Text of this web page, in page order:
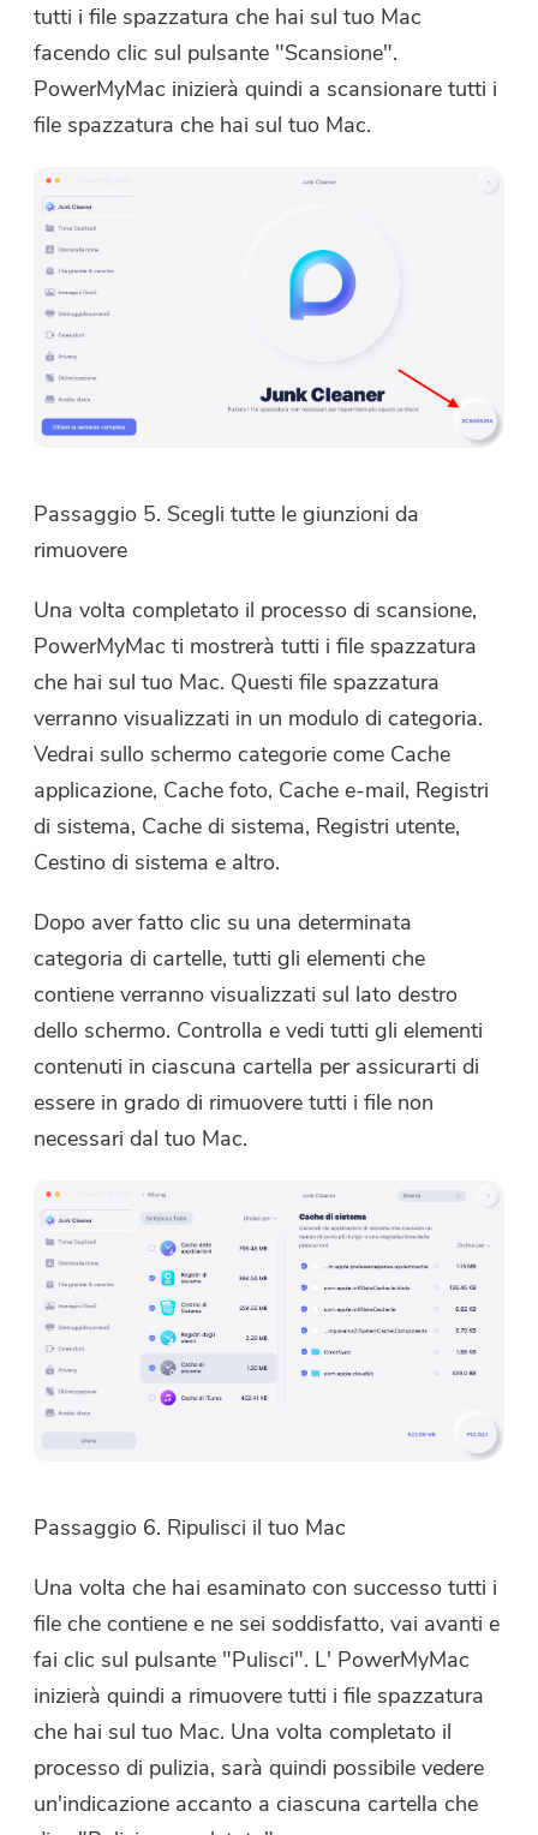
tutti i file spazzatura che hai sul tuo Mac
facendo clic sul pulsante "Scansione".
PowerMyMac inizierà quindi a scansionare tutti i
file spazzatura che hai sul tuo Mac.
Passaggio 5. Scegli tutte le giunzioni da
rimuovere
Una volta completato il processo di scansione,
PowerMyMac ti mostrerà tutti i file spazzatura
che hai sul tuo Mac. Questi file spazzatura
verranno visualizzati in un modulo di categoria.
Vedrai sullo schermo categorie come Cache
applicazione, Cache foto, Cache e-mail, Registri
di sistema, Cache di sistema, Registri utente,
Cestino di sistema e altro.
Dopo aver fatto clic su una determinata
categoria di cartelle, tutti gli elementi che
contiene verranno visualizzati sul lato destro
dello schermo. Controlla e vedi tutti gli elementi
contenuti in ciascuna cartella per assicurarti di
essere in grado di rimuovere tutti i file non
necessari dal tuo Mac.
Passaggio 6. Ripulisci il tuo Mac
Una volta che hai esaminato con successo tutti i
file che contiene e ne sei soddisfatto, vai avanti e
fai clic sul pulsante "Pulisci". L' PowerMyMac
inizierà quindi a rimuovere tutti i file spazzatura
che hai sul tuo Mac. Una volta completato il
processo di pulizia, sarà quindi possibile vedere
un'indicazione accanto a ciascuna cartella che
Hai quasi finito.
Abbonati alle nostre notizie sulle
applicazioni iMyMac.
Prompt
Questo software può essere
scaricato e utilizzato solo su